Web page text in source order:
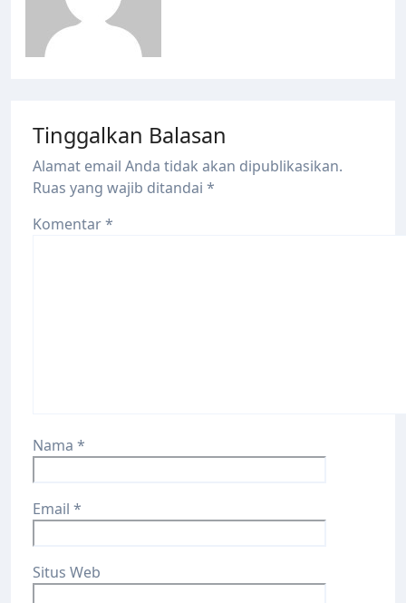
Tinggalkan Balasan
Alamat email Anda tidak akan dipublikasikan.
Ruas yang wajib ditandai *
Komentar*
Nama *
Email *
Situs Web